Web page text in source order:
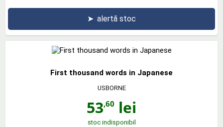
➤ alertă stoc
First thousand words in Japanese
USBORNE
53,60 lei
stoc indisponibil